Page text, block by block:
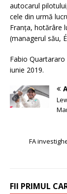
autocarul
cele din urmă
Franța, hotărâre
(managerul său,
Fabio
iunie 2019.
FA
FII PRIMUL